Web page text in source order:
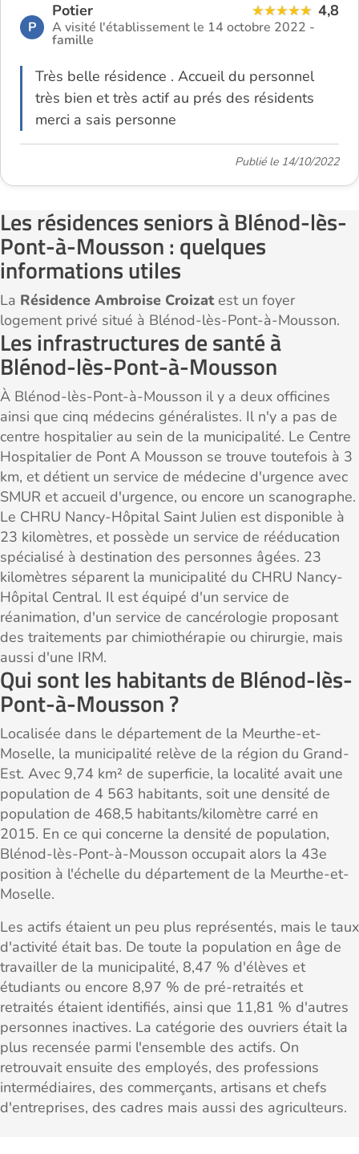
P
Potier 4,8
A visité l'établissement le 14 octobre 2022 -
famille
Très belle résidence . Accueil du personnel
très bien et très actif au prés des résidents
merci a sais personne
Publié le 14/10/2022
Les résidences seniors à Blénod-lès-
Pont-à-Mousson : quelques
informations utiles
La Résidence Ambroise Croizatest un foyer
logement privé situé à Blénod-lès-Pont-à-Mousson.
Les infrastructures de santé à
Blénod-lès-Pont-à-Mousson
À Blénod-lès-Pont-à-Mousson il y a deux officines
ainsi que cinq médecins généralistes. Il n'y a pas de
centre hospitalier au sein de la municipalité. Le Centre
Hospitalier de Pont A Mousson se trouve toutefois à 3
km, et détient un service de médecine d'urgence avec
SMUR et accueil d'urgence, ou encore un scanographe.
Le CHRU Nancy-Hôpital Saint Julien est disponible à
23 kilomètres, et possède un service de rééducation
spécialisé à destination des personnes âgées. 23
kilomètres séparent la municipalité du CHRU Nancy-
Hôpital Central. Il est équipé d'un service de
réanimation, d'un service de cancérologie proposant
des traitements par chimiothérapie ou chirurgie, mais
aussi d'une IRM.
Qui sont les habitants de Blénod-lès-
Pont-à-Mousson ?
Localisée dans le département de la Meurthe-et-
Moselle, la municipalité relève de la région du Grand-
Est. Avec 9,74 km² de superficie, la localité avait une
population de 4 563 habitants, soit une densité de
population de 468,5 habitants/kilomètre carré en
2015. En ce qui concerne la densité de population,
Blénod-lès-Pont-à-Mousson occupait alors la 43e
position à l'échelle du département de la Meurthe-et-
Moselle.
Les actifs étaient un peu plus représentés, mais le taux
d'activité était bas. De toute la population en âge de
travailler de la municipalité, 8,47 % d'élèves et
étudiants ou encore 8,97 % de pré-retraités et
retraités étaient identifiés, ainsi que 11,81 % d'autres
personnes inactives. La catégorie des ouvriers était la
plus recensée parmi l'ensemble des actifs. On
retrouvait ensuite des employés, des professions
intermédiaires, des commerçants, artisans et chefs
d'entreprises, des cadres mais aussi des agriculteurs.